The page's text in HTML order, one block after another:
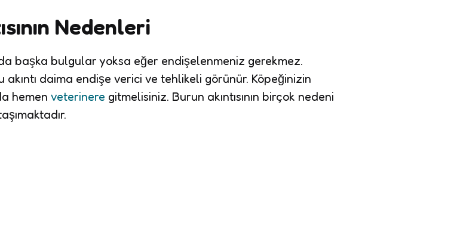
Nedenleri
başka bulgular yoksa eğer endişelenmeniz gerekmez.
daima endişe verici ve tehlikeli görünür. Köpeğinizin
hemen veterinere gitmelisiniz. Burun akıntısının birçok nedeni